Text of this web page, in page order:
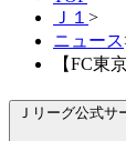
Ｊ１ >
ニュース
【FC東
Ｊリーグ公式サ